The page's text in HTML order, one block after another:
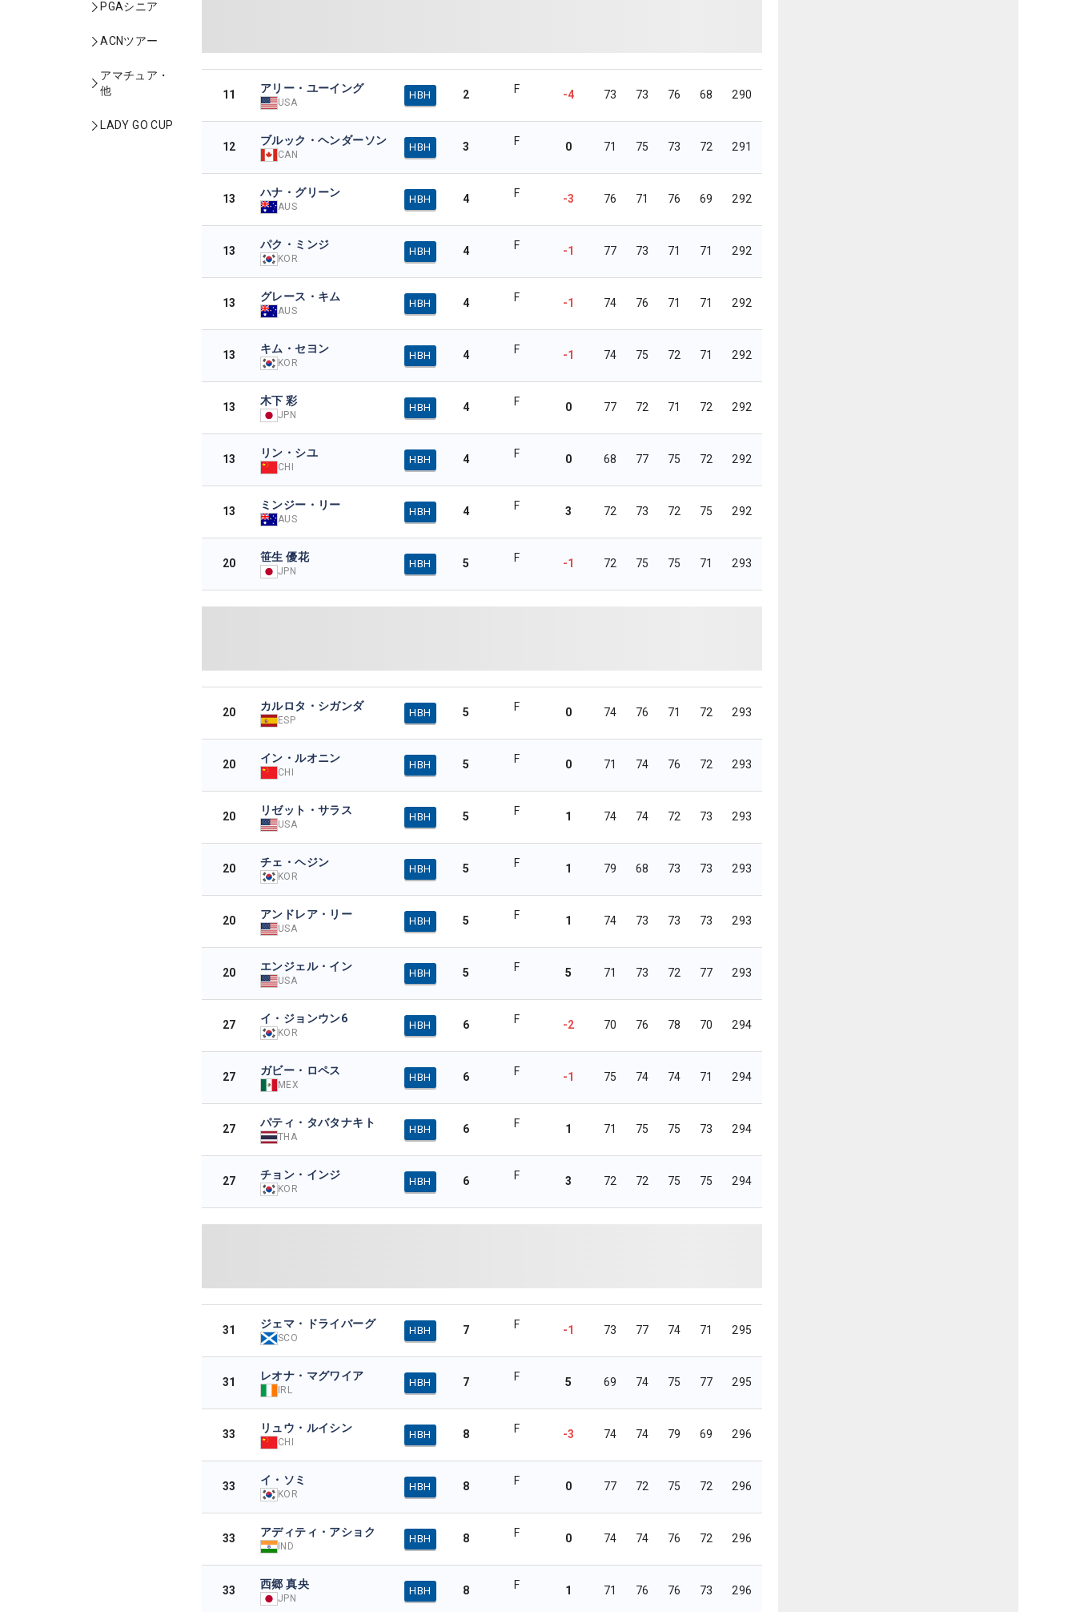
PGAシニア
ACNツアー
アマチュア・
他
LADY GO CUP
11 アリー・ユーイング
USA
HBH 2 F -4 73 73 76 68 290
12 ブルック・ヘンダーソン
CAN
HBH 3 F 0 71 75 73 72 291
13 ハナ・グリーン
AUS
HBH 4 F -3 76 71 76 69 292
13 パク・ミンジ
KOR
HBH 4 F -1 77 73 71 71 292
13 グレース・キム
AUS
HBH 4 F -1 74 76 71 71 292
13 キム・セヨン
KOR
HBH 4 F -1 74 75 72 71 292
13 木下 彩
JPN
HBH 4 F 0 77 72 71 72 292
13 リン・シユ
CHI
HBH 4 F 0 68 77 75 72 292
13 ミンジー・リー
AUS
HBH 4 F 3 72 73 72 75 292
20 笹生 優花
JPN
HBH 5 F -1 72 75 75 71 293
20 カルロタ・シガンダ
ESP
HBH 5 F 0 74 76 71 72 293
20 イン・ルオニン
CHI
HBH 5 F 0 71 74 76 72 293
20 リゼット・サラス
USA
HBH 5 F 1 74 74 72 73 293
20 チェ・ヘジン
KOR
HBH 5 F 1 79 68 73 73 293
20 アンドレア・リー
USA
HBH 5 F 1 74 73 73 73 293
20 エンジェル・イン
USA
HBH 5 F 5 71 73 72 77 293
27 イ・ジョンウン6
KOR
HBH 6 F -2 70 76 78 70 294
27 ガビー・ロペス
MEX
HBH 6 F -1 75 74 74 71 294
27 パティ・タバタナキト
THA
HBH 6 F 1 71 75 75 73 294
27 チョン・インジ
KOR
HBH 6 F 3 72 72 75 75 294
31 ジェマ・ドライバーグ
SCO
HBH 7 F -1 73 77 74 71 295
31 レオナ・マグワイア
IRL
HBH 7 F 5 69 74 75 77 295
33 リュウ・ルイシン
CHI
HBH 8 F -3 74 74 79 69 296
33 イ・ソミ
KOR
HBH 8 F 0 77 72 75 72 296
33 アディティ・アショク
IND
HBH 8 F 0 74 74 76 72 296
33 西郷 真央
JPN
HBH 8 F 1 71 76 76 73 296